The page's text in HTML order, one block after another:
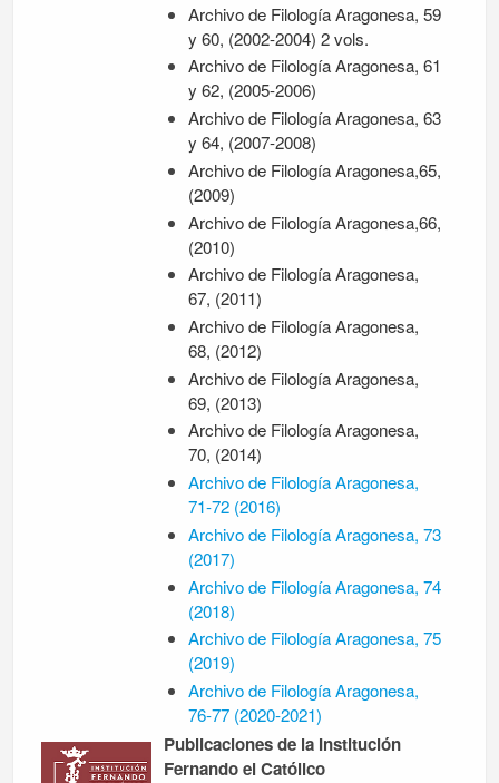
Archivo de Filología Aragonesa, 59
y 60, (2002-2004) 2 vols.
Archivo de Filología Aragonesa, 61
y 62, (2005-2006)
Archivo de Filología Aragonesa, 63
y 64, (2007-2008)
Archivo de Filología Aragonesa,65,
(2009)
Archivo de Filología Aragonesa,66,
(2010)
Archivo de Filología Aragonesa,
67, (2011)
Archivo de Filología Aragonesa,
68, (2012)
Archivo de Filología Aragonesa,
69, (2013)
Archivo de Filología Aragonesa,
70, (2014)
Archivo de Filología Aragonesa,
71-72 (2016)
Archivo de Filología Aragonesa, 73
(2017)
Archivo de Filología Aragonesa, 74
(2018)
Archivo de Filología Aragonesa, 75
(2019)
Archivo de Filología Aragonesa,
76-77 (2020-2021)
Publicaciones de la Institución
Fernando el Católico